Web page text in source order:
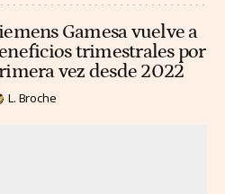
Gamesa vuelve a
trimestrales por
vez desde 2022
L. Broche